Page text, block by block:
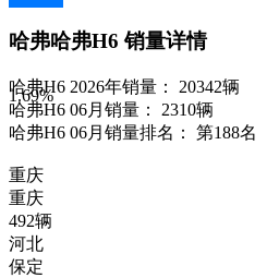
1.69%
哈弗哈弗H6 销量详情
哈弗H6 2026年销量：
20342辆
哈弗H6 06月销量：
2310辆
哈弗H6 06月销量排名：
第188名
重庆
重庆
492辆
河北
保定